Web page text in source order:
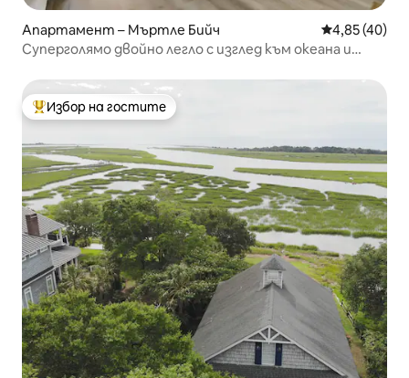
Апартамент – Мъртле Бийч Средна
4,85 (40)
Суперголямо двойно легло с изглед към океана и
Най-популярен избор на гостите
Избор на гостите